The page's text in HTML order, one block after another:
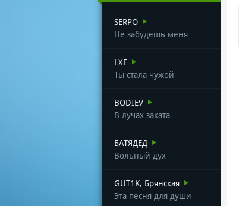
SERPO
Не забудешь меня
LXE
Ты стала чужой
BODIEV
В лучах заката
БАТЯДЕД
Вольный дух
GUT1K, Брянская
Эта песня для души